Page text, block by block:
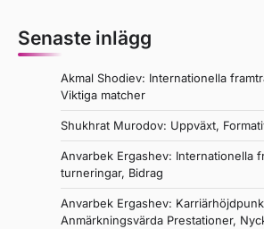
Senaste inlägg
Akmal Shodiev: Internationella
Viktiga matcher
Shukhrat Murodov: Uppväxt,
Anvarbek Ergashev: Internationella
turneringar, Bidrag
Anvarbek Ergashev:
Anmärkningsvärda Prestationer,